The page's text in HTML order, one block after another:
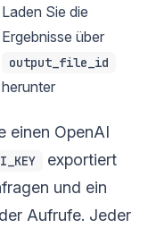
Laden Sie die
Ergebnisse über
output_file_id
herunter
einen OpenAI
exportiert
und ein
Aufrufe. Jeder